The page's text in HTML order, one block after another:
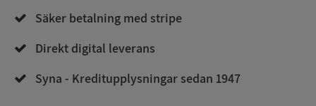
Säker betalning med stripe
Direkt digital leverans
Syna - Kreditupplysningar sedan 1947